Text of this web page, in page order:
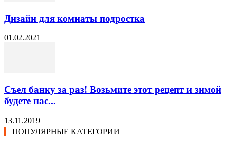
Дизайн для комнаты подростка
01.02.2021
Съел банку за раз! Возьмите этот рецепт и зимой
будете нас...
13.11.2019
ПОПУЛЯРНЫЕ КАТЕГОРИИ